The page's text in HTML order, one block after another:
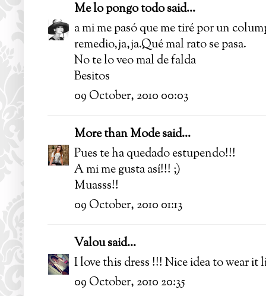
Me lo pongo todosaid...
a mi me pasó que me tiré por un
remedio,ja,ja.Qué mal rato se pasa.
No te lo veo mal de falda
Besitos
09 October, 2010 00:03
More than Modesaid...
Pues te ha quedado estupendo!!!
A mi me gusta así!!! ;)
Muasss!!
09 October, 2010 01:13
Valousaid...
I love this dress !!! Nice idea to wear it
09 October, 2010 20:35